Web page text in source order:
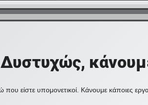
που είστε υπομονετικοί. Κάνουμε κάποιες